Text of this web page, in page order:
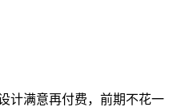
计满意再付费，前期不花一